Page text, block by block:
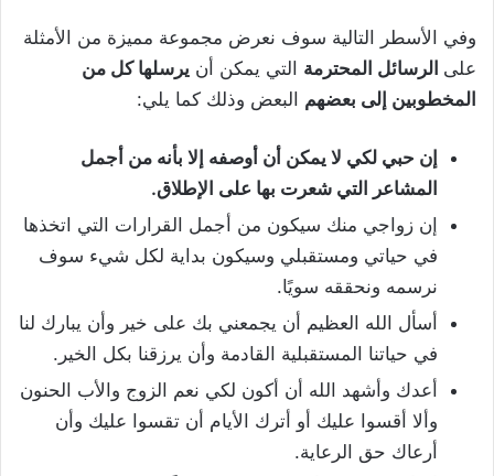
وفي الأسطر التالية سوف نعرض مجموعة مميزة من الأمثلة
على الرسائل المحترمة التي يمكن أن يرسلها كل من
المخطوبين إلى بعضهم البعض وذلك كما يلي:
إن حبي لكي لا يمكن أن أوصفه إلا بأنه من أجمل
المشاعر التي شعرت بها على الإطلاق.
إن زواجي منك سيكون من أجمل القرارات التي اتخذها
في حياتي ومستقبلي وسيكون بداية لكل شيء سوف
نرسمه ونحققه سويًا.
أسأل الله العظيم أن يجمعني بك على خير وأن يبارك لنا
في حياتنا المستقبلية القادمة وأن يرزقنا بكل الخير.
أعدك وأشهد الله أن أكون لكي نعم الزوج والأب الحنون
وألا أقسوا عليك أو أترك الأيام أن تقسوا عليك وأن
أرعاك حق الرعاية.